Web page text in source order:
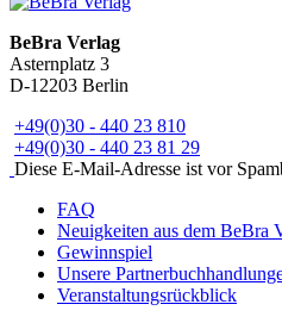
BeBra Verlag
Asternplatz 3
D-12203 Berlin
+49(0)30 - 440 23 810
+49(0)30 - 440 23 81 29
Diese E-Mail-Adresse ist vor
FAQ
Neuigkeiten aus dem BeBra
Gewinnspiel
Unsere
Veranstaltungsrückblick